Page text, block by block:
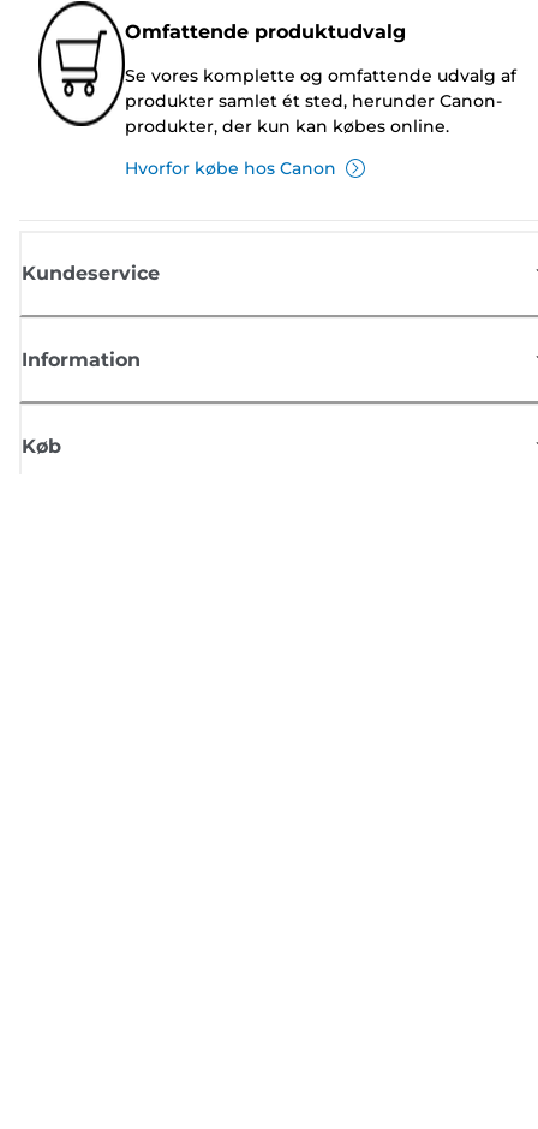
Omfattende produktudvalg
Se vores komplette og omfattende udvalg af
produkter samlet ét sted, herunder Canon-
produkter, der kun kan købes online.
Hvorfor købe hos Canon
Kundeservice
Information
Køb